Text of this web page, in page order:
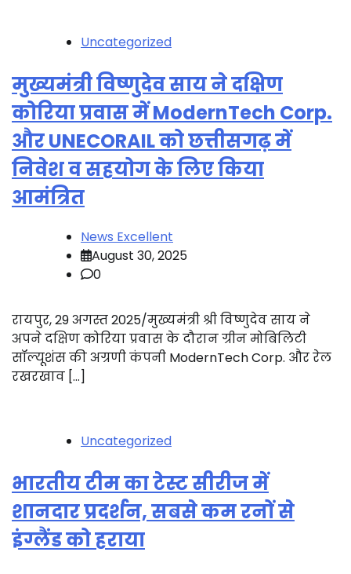
Uncategorized
मुख्यमंत्री विष्णुदेव साय ने दक्षिण
कोरिया प्रवास में ModernTech Corp.
और UNECORAIL को छत्तीसगढ़ में
निवेश व सहयोग के लिए किया
आमंत्रित
News Excellent
August 30, 2025
0
रायपुर, 29 अगस्त 2025/मुख्यमंत्री श्री विष्णुदेव साय ने
अपने दक्षिण कोरिया प्रवास के दौरान ग्रीन मोबिलिटी
सॉल्यूशंस की अग्रणी कंपनी ModernTech Corp. और रेल
रखरखाव […]
Uncategorized
भारतीय टीम का टेस्ट सीरीज में
शानदार प्रदर्शन, सबसे कम रनों से
इंग्लैंड को हराया